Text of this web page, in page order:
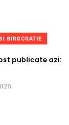
BIROCRATIE
publicate azi: